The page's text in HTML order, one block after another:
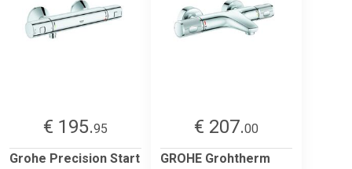
€ 195.95
Grohe Precision Start
€ 207.00
GROHE Grohtherm